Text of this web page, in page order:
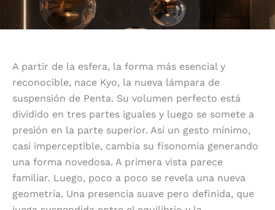
A partir de la esfera, la forma más esencial y
reconocible, nace Kyo, la nueva lámpara de
suspensión de Penta. Su volumen perfecto está
dividido en tres partes iguales y luego se somete a
presión en la parte superior. Así un gesto mínimo,
casi imperceptible, cambia su fisonomía generando
una forma novedosa. A primera vista parece
familiar. Luego, poco a poco se revela una nueva
geometría. Una presencia suave pero definida, que